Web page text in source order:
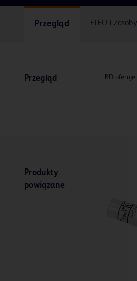
Przegląd EIFU i Zasoby
Przegląd BD
Produkty
powiązane